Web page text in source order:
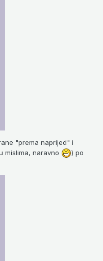
"prema naprijed" i
mislima, naravno
) po